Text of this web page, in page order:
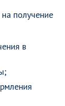
получение
в